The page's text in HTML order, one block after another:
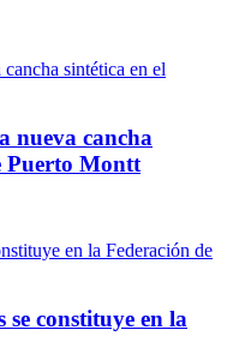
nueva cancha
Puerto Montt
constituye en la